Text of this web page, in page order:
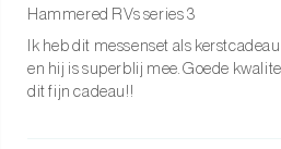
Hammered RVs series 3
Ik heb dit messenset als
en hij is superblij mee. Goede
dit fijn cadeau!!